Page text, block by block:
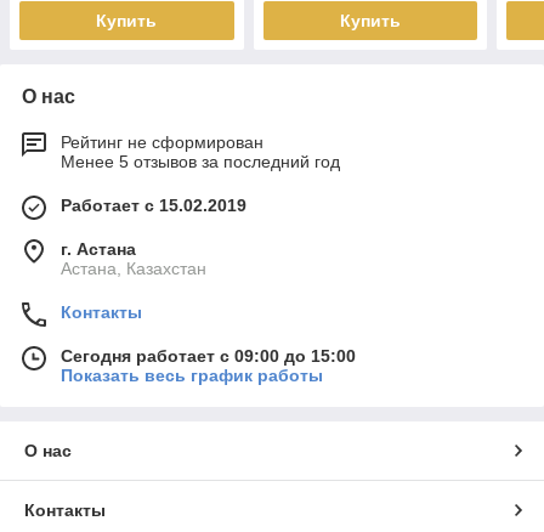
Купить Купить
О нас
Рейтинг не сформирован
Менее 5 отзывов за последний год
Работает с 15.02.2019
г. Астана
Астана, Казахстан
Контакты
Сегодня работает с 09:00 до 15:00
Показать весь график работы
О нас
Контакты